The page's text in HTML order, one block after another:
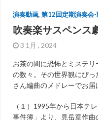
演奏動画, 第12回定期演奏会-
吹奏楽サスペンス
3 1月 , 2024
お茶の間に恐怖とミステ
の数々。その世界観にぴ
さん編曲のメドレーでお届
（１）1995年から日本テ
事件簿」より、見岳章作